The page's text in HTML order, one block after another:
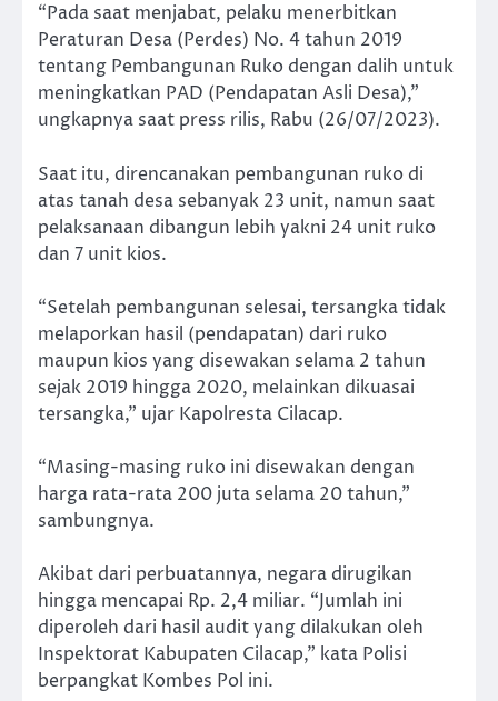
“Pada saat menjabat, pelaku menerbitkan
Peraturan Desa (Perdes) No. 4 tahun 2019
tentang Pembangunan Ruko dengan dalih untuk
meningkatkan PAD (Pendapatan Asli Desa),”
ungkapnya saat press rilis, Rabu (26/07/2023).
Saat itu, direncanakan pembangunan ruko di
atas tanah desa sebanyak 23 unit, namun saat
pelaksanaan dibangun lebih yakni 24 unit ruko
dan 7 unit kios.
“Setelah pembangunan selesai, tersangka tidak
melaporkan hasil (pendapatan) dari ruko
maupun kios yang disewakan selama 2 tahun
sejak 2019 hingga 2020, melainkan dikuasai
tersangka,” ujar Kapolresta Cilacap.
“Masing-masing ruko ini disewakan dengan
harga rata-rata 200 juta selama 20 tahun,”
sambungnya.
Akibat dari perbuatannya, negara dirugikan
hingga mencapai Rp. 2,4 miliar. “Jumlah ini
diperoleh dari hasil audit yang dilakukan oleh
Inspektorat Kabupaten Cilacap,” kata Polisi
berpangkat Kombes Pol ini.